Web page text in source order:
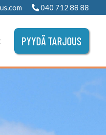
040 712 88 88
PYYDÄ TARJOUS